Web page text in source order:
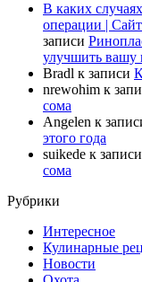
В каких
операции |
записи
улучшить вашу
Bradl к записи
nrewohim к
сома
Angelen к
этого года
suikede к записи
сома
Рубрики
Интересное
Кулинарные
Новости